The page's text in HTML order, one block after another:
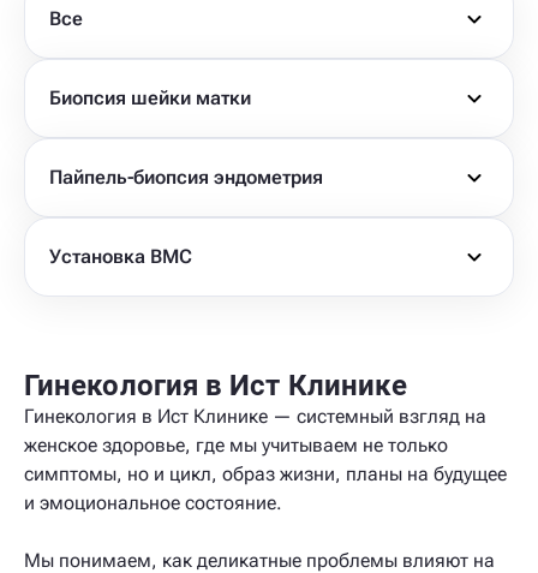
Все
Биопсия шейки матки
Пайпель-биопсия эндометрия
Установка ВМС
Гинекология в Ист Клинике
Гинекология в Ист Клинике — системный взгляд на
женское здоровье, где мы учитываем не только
симптомы, но и цикл, образ жизни, планы на будущее
и эмоциональное состояние.
Мы понимаем, как деликатные проблемы влияют на